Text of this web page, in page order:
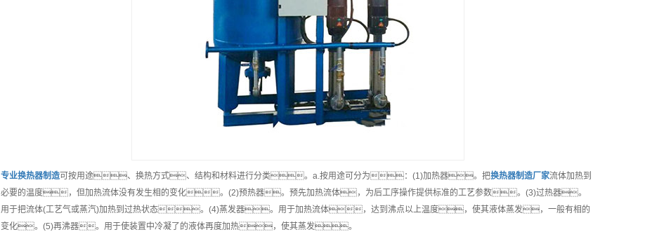
专业换热器制造可按用途、换热方式、结构和材料进行分类。a.按用途可分为：(1)加热器。把换热器制造厂家流体加热到
必要的温度，但加热流体没有发生相的变化。(2)预热器。预先加热流体，为后工序操作提供标准的工艺参数。(3)过热器。
用于把流体(工艺气或蒸汽)加热到过热状态。(4)蒸发器。用于加热流体，达到沸点以上温度，使其液体蒸发，一般有相的
变化。(5)再沸器。用于使装置中冷凝了的液体再度加热，使其蒸发。